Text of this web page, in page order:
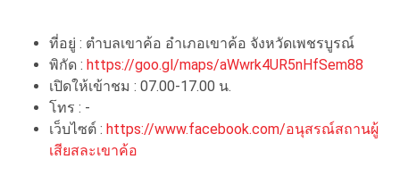
ที่อยู่ : ตำบลเขาค้อ อำเภอเขาค้อ จังหวัดเพชรบูรณ์
พิกัด : https://goo.gl/maps/aWwrk4UR5nHfSem88
เปิดให้เข้าชม : 07.00-17.00 น.
โทร : -
เว็บไซต์ : https://www.facebook.com/อนุสรณ์สถานผู้
เสียสละเขาค้อ